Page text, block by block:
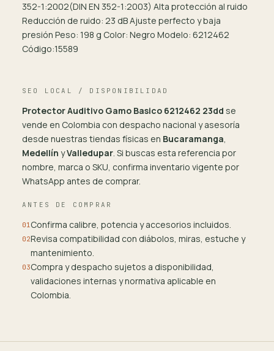
352-1:2002(DIN EN 352-1:2003) Alta protección al ruido
Reducción de ruido: 23 dB Ajuste perfecto y baja
presión Peso: 198 g Color: Negro Modelo: 6212462
Código:15589
SEO LOCAL / DISPONIBILIDAD
Protector Auditivo Gamo Basico 6212462 23dd se
vende en Colombia con despacho nacional y asesoría
desde nuestras tiendas físicas en Bucaramanga,
Medellín yValledupar. Si buscas esta referencia por
nombre, marca o SKU, confirma inventario vigente por
WhatsApp antes de comprar.
ANTES DE COMPRAR
01Confirma calibre, potencia y accesorios incluidos.
02Revisa compatibilidad con diábolos, miras, estuche y
mantenimiento.
03Compra y despacho sujetos a disponibilidad,
validaciones internas y normativa aplicable en
Colombia.